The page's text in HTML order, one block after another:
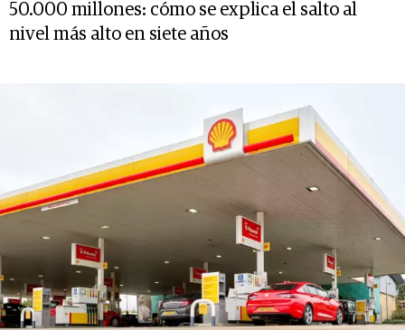
50.000 millones: cómo se explica el salto al
nivel más alto en siete años